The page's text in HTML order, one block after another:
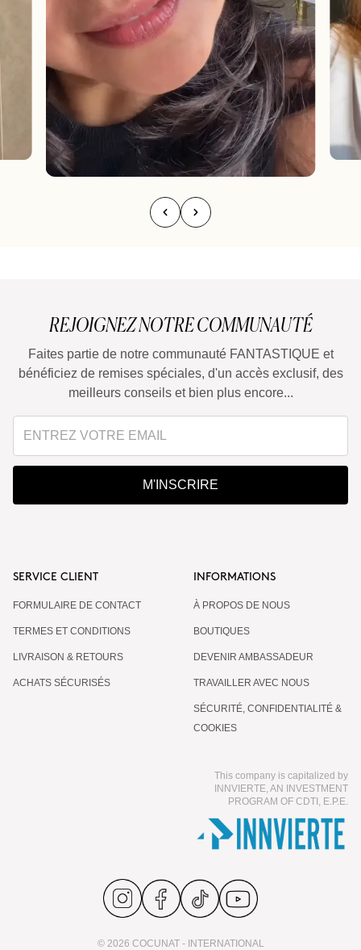
REJOIGNEZ NOTRE COMMUNAUTÉ
Faites partie de notre communauté FANTASTIQUE et
bénéficiez de remises spéciales, d'un accès exclusif, des
meilleurs conseils et bien plus encore...
M'INSCRIRE
SERVICE CLIENT
FORMULAIRE DE CONTACT
TERMES ET CONDITIONS
LIVRAISON & RETOURS
ACHATS SÉCURISÉS
INFORMATIONS
À PROPOS DE NOUS
BOUTIQUES
DEVENIR AMBASSADEUR
TRAVAILLER AVEC NOUS
SÉCURITÉ, CONFIDENTIALITÉ &
COOKIES
This company is capitalized by
INNVIERTE, AN INVESTMENT
PROGRAM OF CDTI, E.P.E.
© 2026 COCUNAT - INTERNATIONAL